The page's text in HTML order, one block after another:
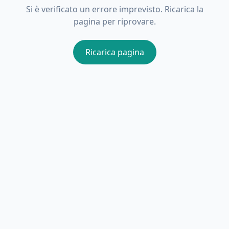
Si è verificato un errore imprevisto. Ricarica la
pagina per riprovare.
Ricarica pagina